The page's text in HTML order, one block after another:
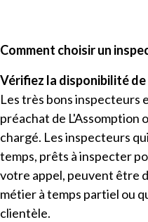
Comment choisir un
Vérifiez la disponibilité de
Les très bons inspecteurs
préachat de L'Assomption
chargé. Les inspecteurs
temps, prêts à inspecter
votre appel, peuvent être
métier à temps partiel ou
clientèle.